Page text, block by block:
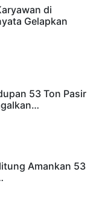
di
Gelapkan
53 Ton Pasir
Amankan 53